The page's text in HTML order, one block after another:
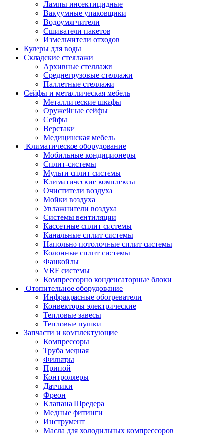
Лампы инсектицидные
Вакуумные упаковщики
Водоумягчители
Сшиватели пакетов
Измельчители отходов
Кулеры для воды
Складские стеллажи
Архивные стеллажи
Среднегрузовые стеллажи
Паллетные стеллажи
Сейфы и металлическая мебель
Металлические шкафы
Оружейные сейфы
Сейфы
Верстаки
Медицинская мебель
Климатическое оборудование
Мобильные кондиционеры
Сплит-системы
Мульти сплит системы
Климатические комплексы
Очистители воздуха
Мойки воздуха
Увлажнители воздуха
Системы вентиляции
Кассетные сплит системы
Канальные сплит системы
Напольно потолочные сплит системы
Колонные сплит системы
Фанкойлы
VRF системы
Компрессорно конденсаторные блоки
Отопительное оборудование
Инфракрасные обогреватели
Конвекторы электрические
Тепловые завесы
Тепловые пушки
Запчасти и комплектующие
Компрессоры
Труба медная
Фильтры
Припой
Контроллеры
Датчики
Фреон
Клапана Шредера
Медные фитинги
Инструмент
Масла для холодильных компрессоров